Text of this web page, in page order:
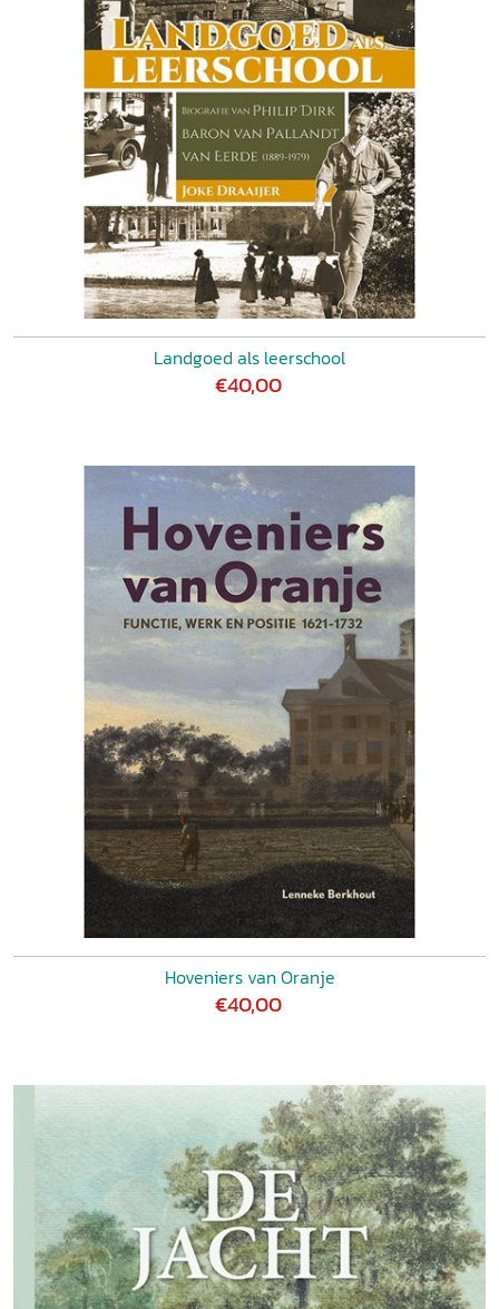
Landgoed als leerschool
€40,00
Hoveniers van Oranje
€40,00